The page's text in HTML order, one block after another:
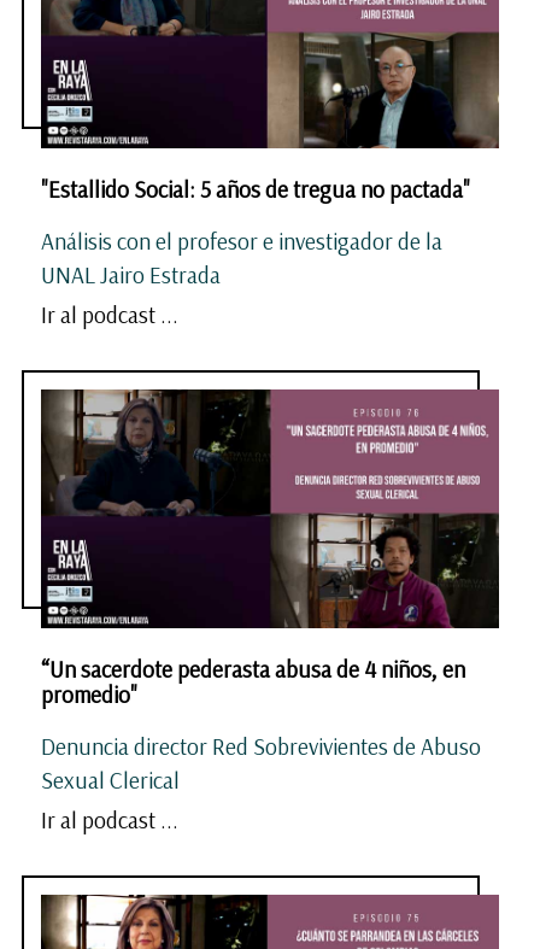
"Estallido Social: 5 años de tregua no pactada"
Análisis con el profesor e investigador de la
UNAL Jairo Estrada
Ir al podcast ...
“Un sacerdote pederasta abusa de 4 niños, en
promedio"
Denuncia director Red Sobrevivientes de Abuso
Sexual Clerical
Ir al podcast ...